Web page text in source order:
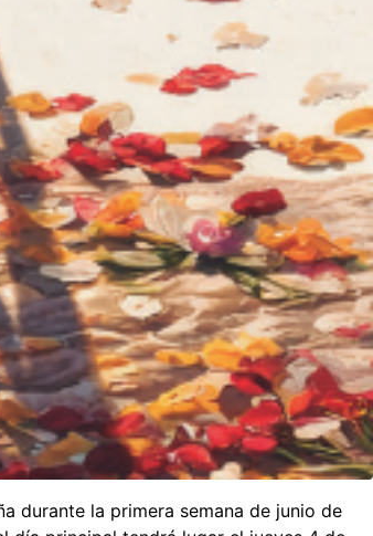
durante la primera semana de junio de